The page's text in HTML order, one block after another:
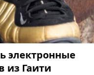
электронные
из Гаити